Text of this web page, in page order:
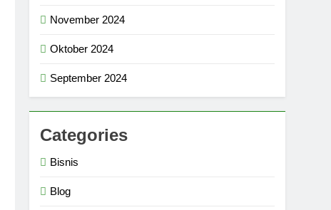
November 2024
Oktober 2024
September 2024
Categories
Bisnis
Blog